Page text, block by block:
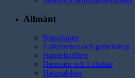
Allmänt
Brandkåren
Folkrörelser och gemenskap
Handelsaffärer
Hemvärn och Lottakår
Håtunaleken